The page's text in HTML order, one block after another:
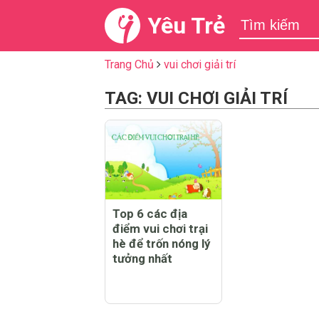
Yêu Trẻ
Trang Chủ vui chơi giải trí
TAG: VUI CHƠI GIẢI TRÍ
Top 6 các địa
điểm vui chơi trại
hè để trốn nóng lý
tưởng nhất